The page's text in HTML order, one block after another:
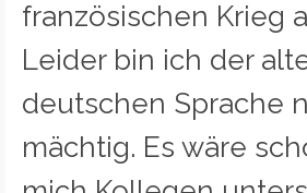
französischen Krieg
Leider bin ich der
deutschen Sprache
mächtig. Es wäre